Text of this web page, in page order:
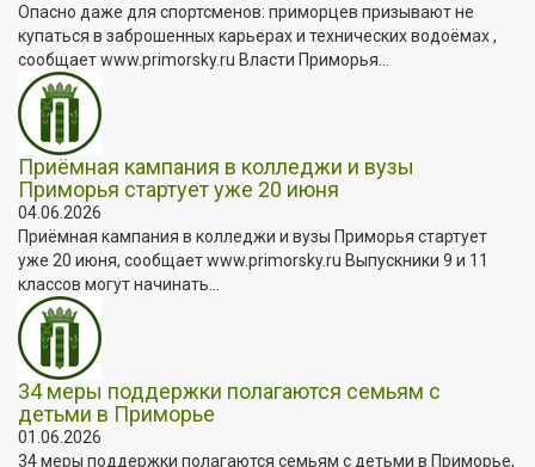
Опасно даже для спортсменов: приморцев призывают не
купаться в заброшенных карьерах и технических водоёмах ,
сообщает www.primorsky.ru Власти Приморья...
Приёмная кампания в колледжи и вузы
Приморья стартует уже 20 июня
04.06.2026
Приёмная кампания в колледжи и вузы Приморья стартует
уже 20 июня, сообщает www.primorsky.ru Выпускники 9 и 11
классов могут начинать...
34 меры поддержки полагаются семьям с
детьми в Приморье
01.06.2026
34 меры поддержки полагаются семьям с детьми в Приморье,